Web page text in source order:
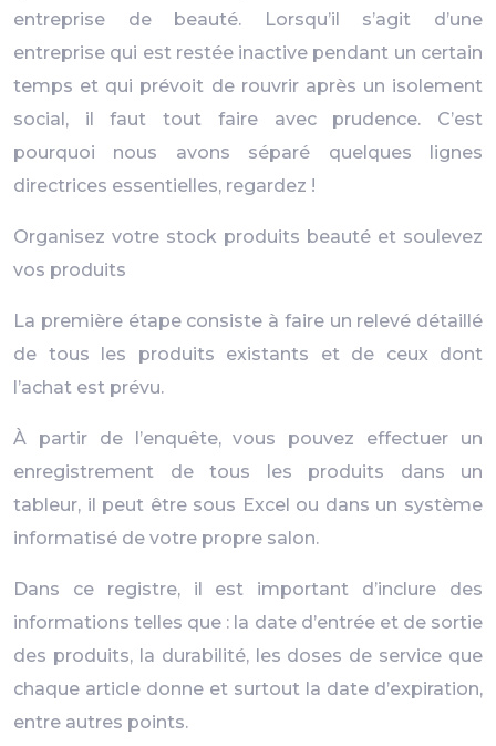
entreprise de beauté. Lorsqu’il s’agit d’une
entreprise qui est restée inactive pendant un certain
temps et qui prévoit de rouvrir après un isolement
social, il faut tout faire avec prudence. C’est
pourquoi nous avons séparé quelques lignes
directrices essentielles, regardez !
Organisez votre stock produits beauté et soulevez
vos produits
La première étape consiste à faire un relevé détaillé
de tous les produits existants et de ceux dont
l’achat est prévu.
À partir de l’enquête, vous pouvez effectuer un
enregistrement de tous les produits dans un
tableur, il peut être sous Excel ou dans un système
informatisé de votre propre salon.
Dans ce registre, il est important d’inclure des
informations telles que : la date d’entrée et de sortie
des produits, la durabilité, les doses de service que
chaque article donne et surtout la date d’expiration,
entre autres points.